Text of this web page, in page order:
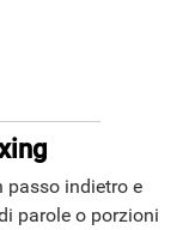
passo indietro e
parole o porzioni